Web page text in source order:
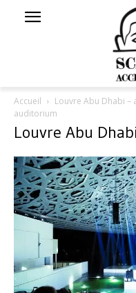
Accueil Louvre Abu Dhabi –
auditorium
Louvre Abu